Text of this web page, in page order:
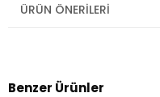
ÜRÜN ÖNERILERI
Benzer Ürünler